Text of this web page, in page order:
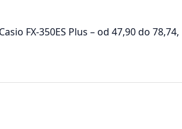
FX-350ES Plus – od 47,90 do 78,74,